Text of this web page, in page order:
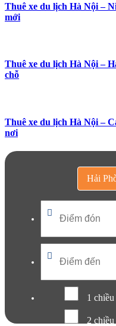
Thuê xe du lịch Hà Nội –
mới
Thuê xe du lịch Hà Nội –
chỗ
Thuê xe du lịch Hà Nội –
nơi
Hải
1 chiều
2 chiều